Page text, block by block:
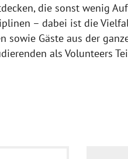
die sonst wenig
– dabei ist die
Gäste aus der
als Volunteers